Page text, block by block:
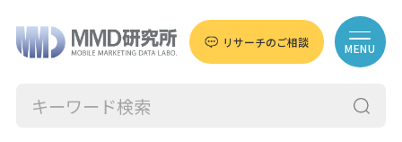
リサーチのご相談 MENU